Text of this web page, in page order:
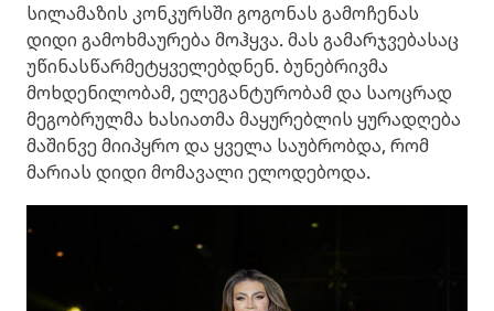
სილამაზის კონკურსში გოგონას გამოჩენას
დიდი გამოხმაურება მოჰყვა. მას გამარჯვებასაც
უწინასწარმეტყველებდნენ. ბუნებრივმა
მოხდენილობამ, ელეგანტურობამ და საოცრად
მეგობრულმა ხასიათმა მაყურებლის ყურადღება
მაშინვე მიიპყრო და ყველა საუბრობდა, რომ
მარიას დიდი მომავალი ელოდებოდა.